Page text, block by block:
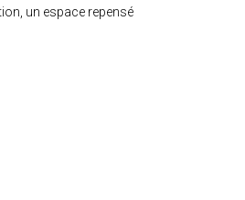
un espace repensé